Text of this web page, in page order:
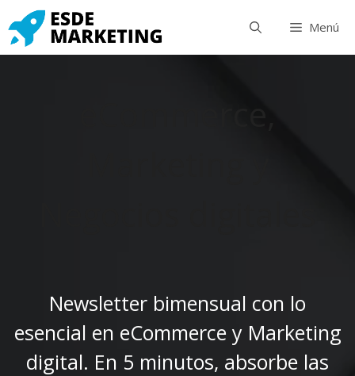
Saltar
al
contenido
Menú
Newsletter bimensual con lo
esencial en eCommerce y Marketing
digital. En 5 minutos, absorbe las